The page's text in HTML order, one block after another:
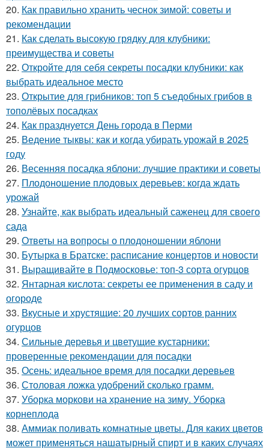
20. Как правильно хранить чеснок зимой: советы и
рекомендации
21. Как сделать высокую грядку для клубники:
преимущества и советы
22. Откройте для себя секреты посадки клубники: как
выбрать идеальное место
23. Открытие для грибников: топ 5 съедобных грибов в
тополёвых посадках
24. Как празднуется День города в Перми
25. Ведение тыквы: как и когда убирать урожай в 2025
году
26. Весенняя посадка яблони: лучшие практики и советы
27. Плодоношение плодовых деревьев: когда ждать
урожай
28. Узнайте, как выбрать идеальный саженец для своего
сада
29. Ответы на вопросы о плодоношении яблони
30. Бутырка в Братске: расписание концертов и новости
31. Выращивайте в Подмосковье: топ-3 сорта огурцов
32. Янтарная кислота: секреты ее применения в саду и
огороде
33. Вкусные и хрустящие: 20 лучших сортов ранних
огурцов
34. Сильные деревья и цветущие кустарники:
проверенные рекомендации для посадки
35. Осень: идеальное время для посадки деревьев
36. Столовая ложка удобрений сколько грамм.
37. Уборка моркови на хранение на зиму. Уборка
корнеплода
38. Аммиак поливать комнатные цветы. Для каких цветов
может применяться нашатырный спирт и в каких случаях